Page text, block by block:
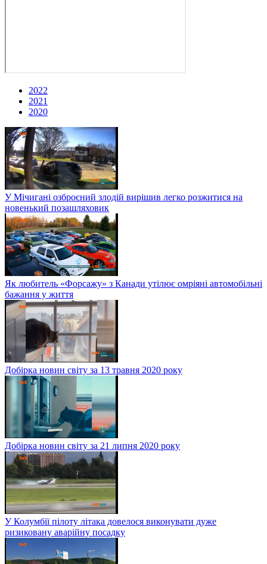
2022
2021
2020
У Мічигані озброєний злодій вирішив легко розжитися на
новенький позашляховик
Як любитель «Форсажу» з Канади утілює омріяні автомобільні
бажання у життя
Добірка новин світу за 13 травня 2020 року
Добірка новин світу за 21 липня 2020 року
У Колумбії пілоту літака довелося виконувати дуже
ризиковану аварійну посадку